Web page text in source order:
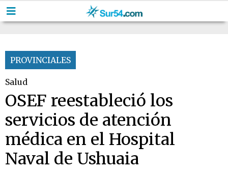
PROVINCIALES
Salud
OSEF reestableció los
servicios de atención
médica en el Hospital
Naval de Ushuaia